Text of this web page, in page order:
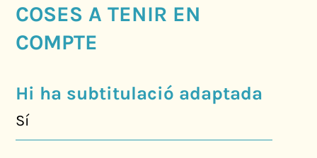
COSES A TENIR EN
COMPTE
Hi ha subtitulació adaptada
Sí